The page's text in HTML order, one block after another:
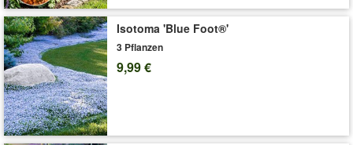
'Lampenputzergras 'Red Head''
Pflege-Tipps
Isotoma 'Blue Foot®'
3 Pflanzen
9,99 €